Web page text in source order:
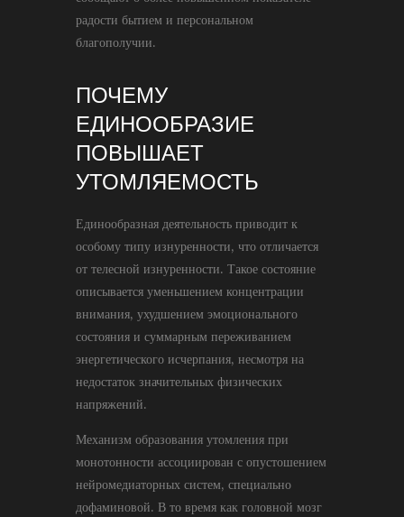
радости бытием и персональном
благополучии.
ПОЧЕМУ
ЕДИНООБРАЗИЕ
ПОВЫШАЕТ
УТОМЛЯЕМОСТЬ
Единообразная деятельность приводит к
особому типу изнуренности, что отличается
от телесной изнуренности. Такое состояние
описывается уменьшением концентрации
внимания, ухудшением эмоционального
состояния и суммарным переживанием
энергетического исчерпания, несмотря на
недостаток значительных физических
напряжений.
Механизм образования утомления при
монотонности ассоциирован с опустошением
нейромедиаторных систем, специально
дофаминовой. В то время как головной мозг